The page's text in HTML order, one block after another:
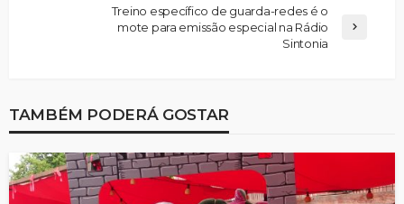
Treino específico de guarda-redes é o
mote para emissão especial na Rádio
Sintonia
TAMBÉM PODERÁ GOSTAR